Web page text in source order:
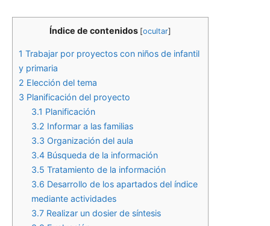
Índice de contenidos [ocultar]
1 Trabajar por proyectos con niños de infantil
y primaria
2 Elección del tema
3 Planificación del proyecto
3.1 Planificación
3.2 Informar a las familias
3.3 Organización del aula
3.4 Búsqueda de la información
3.5 Tratamiento de la información
3.6 Desarrollo de los apartados del índice
mediante actividades
3.7 Realizar un dosier de síntesis